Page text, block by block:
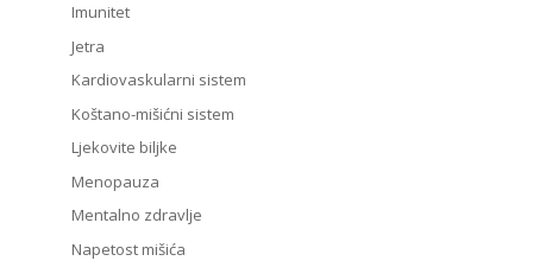
Imunitet
Jetra
Kardiovaskularni sistem
Koštano-mišićni sistem
Ljekovite biljke
Menopauza
Mentalno zdravlje
Napetost mišića